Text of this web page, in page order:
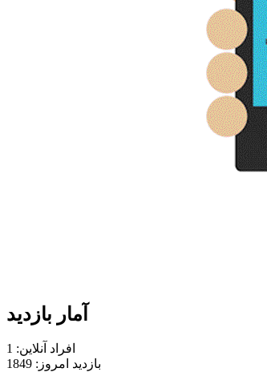
آمار بازدید
افراد آنلاین: 1
بازدید امروز: 1849